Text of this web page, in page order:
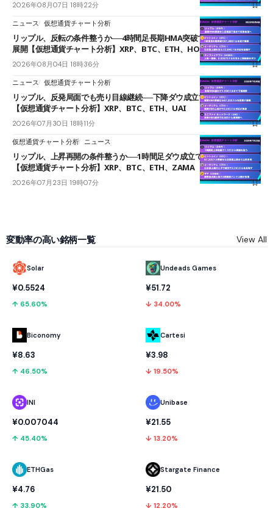
2026年08月07日 18時22分
ニュース 仮想通貨チャート分析
リップル、反転の条件整うか──4時間足長期HMA突破で雲下端を目指す
展開【仮想通貨チャート分析】XRP、BTC、ETH、HOME
2026年08月04日 18時36分
ニュース 仮想通貨チャート分析
リップル、反発局面でも売り目線継続──下降ダウ成立で下値追う展開
【仮想通貨チャート分析】XRP、BTC、ETH、UAI
2026年07月30日 18時11分
仮想通貨チャート分析 ニュース
リップル、上昇再開の条件整うか──1時間足ダウ成立で1.185ドルを狙う
【仮想通貨チャート分析】XRP、BTC、ETH、ZAMA
2026年07月23日 19時07分
変動率の高い銘柄一覧 View All
Solar
¥0.5524
↑ 65.60%
Biconomy
¥8.63
↑ 46.50%
INI
¥0.007044
↑ 45.40%
ETHGas
¥4.76
↑ 33.90%
Undeads Games
¥51.72
↓ 34.00%
Cartesi
¥3.98
↓ 19.50%
Unibase
¥21.55
↓ 13.20%
Stargate Finance
¥21.50
↓ 12.20%